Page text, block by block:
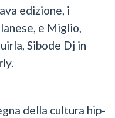
edizione, i
e Miglio,
Sibode Dj in
della cultura hip-